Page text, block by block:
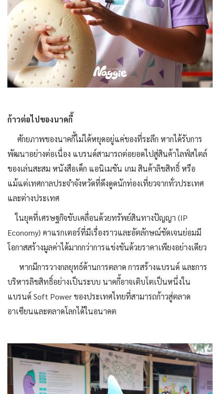
ก้าวต่อไปของนาคกี้
ศักยภาพของนาคกี้ไม่ได้หยุดอยู่แค่ของที่ระลึก หากได้รับการ
พัฒนาอย่างต่อเนื่อง แบรนด์สามารถต่อยอดไปสู่สินค้าไลฟ์สไตล์
ของเล่นสะสม หนังสือเด็ก แอนิเมชัน เกม สินค้าลิขสิทธิ์ หรือ
แม้แต่เทศกาลประจำจังหวัดที่ดึงดูดนักท่องเที่ยวจากทั่วประเทศ
และต่างประเทศ
ในยุคที่เศรษฐกิจขับเคลื่อนด้วยทรัพย์สินทางปัญญา (IP
Economy) คาแรกเตอร์ที่มีเรื่องราวและอัตลักษณ์ชัดเจนย่อมมี
โอกาสสร้างมูลค่าได้มากกว่าการแข่งขันด้วยราคาเพียงอย่างเดียว
หากมีการวางกลยุทธ์ด้านการตลาด การสร้างแบรนด์ และการ
บริหารลิขสิทธิ์อย่างเป็นระบบ นาคกี้อาจเติบโตเป็นหนึ่งใน
แบรนด์ Soft Power ของประเทศไทยที่สามารถก้าวสู่ตลาด
อาเซียนและตลาดโลกได้ในอนาคต